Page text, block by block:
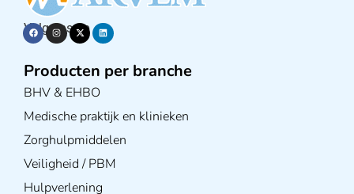
Volg ons op
Producten per branche
BHV & EHBO
Medische praktijk en klinieken
Zorghulpmiddelen
Veiligheid / PBM
Hulpverlening